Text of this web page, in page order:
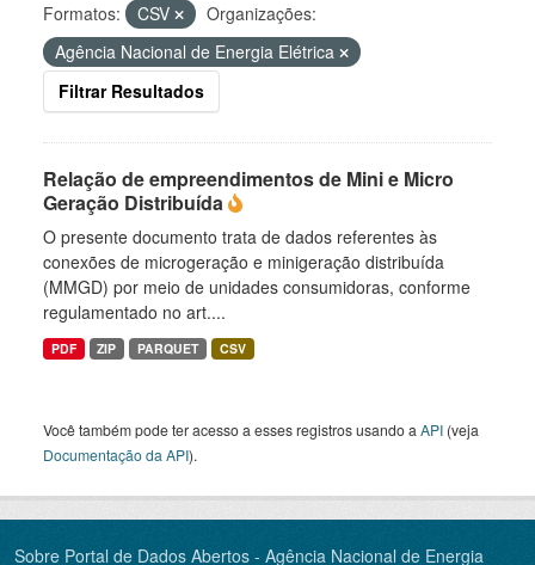
Formatos:
CSV
Organizações:
Agência Nacional de Energia Elétrica
Filtrar Resultados
Relação de empreendimentos de Mini e Micro
Geração Distribuída
O presente documento trata de dados referentes às
conexões de microgeração e minigeração distribuída
(MMGD) por meio de unidades consumidoras, conforme
regulamentado no art....
PDF ZIP PARQUET CSV
Você também pode ter acesso a esses registros usando a API (veja
Documentação da API).
Sobre Portal de Dados Abertos - Agência Nacional de Energia